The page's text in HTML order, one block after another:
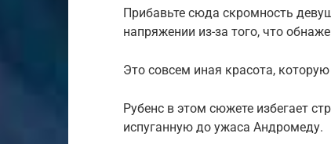
Прибавьте сюда скромность
напряжении из-за того, что
Это совсем иная красота,
Рубенс в этом сюжете избегает
испуганную до ужаса Андромеду.